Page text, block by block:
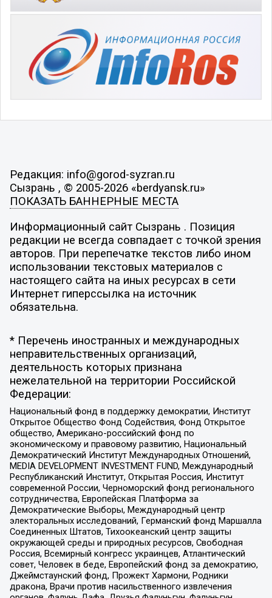
Редакция: info@gorod-syzran.ru
Сызрань , © 2005-2026 «berdyansk.ru»
ПОКАЗАТЬ БАННЕРНЫЕ МЕСТА
Информационный сайт Сызрань . Позиция
редакции не всегда совпадает с точкой зрения
авторов. При перепечатке текстов либо ином
использовании текстовых материалов с
настоящего сайта на иных ресурсах в сети
Интернет гиперссылка на источник
обязательна.
* Перечень иностранных и международных
неправительственных организаций,
деятельность которых признана
нежелательной на территории Российской
Федерации:
Национальный фонд в поддержку демократии, Институт
Открытое Общество Фонд Содействия, Фонд Открытое
общество, Американо-российский фонд по
экономическому и правовому развитию, Национальный
Демократический Институт Международных Отношений,
MEDIA DEVELOPMENT INVESTMENT FUND, Международный
Республиканский Институт, Открытая Россия, Институт
современной России, Черноморский фонд регионального
сотрудничества, Европейская Платформа за
Демократические Выборы, Международный центр
электоральных исследований, Германский фонд Маршалла
Соединенных Штатов, Тихоокеанский центр защиты
окружающей среды и природных ресурсов, Свободная
Россия, Всемирный конгресс украинцев, Атлантический
совет, Человек в беде, Европейский фонд за демократию,
Джеймстаунский фонд, Прожект Хармони, Родники
дракона, Врачи против насильственного извлечения